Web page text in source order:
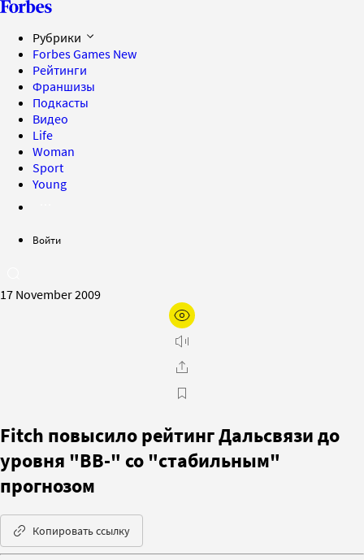
Рубрики
Forbes Games New
Рейтинги
Франшизы
Подкасты
Видео
Life
Woman
Sport
Young
Войти
17 November 2009
Fitch повысило рейтинг Дальсвязи до
уровня "BB-" со "стабильным"
прогнозом
Копировать ссылку